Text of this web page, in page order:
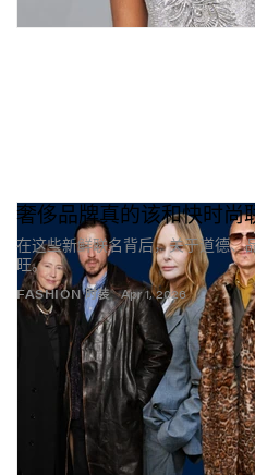
FASHION 时装
奢侈品牌真的该和快时尚
在这些新鲜联名背后，关于道德、
旺。
Apr 1, 2026